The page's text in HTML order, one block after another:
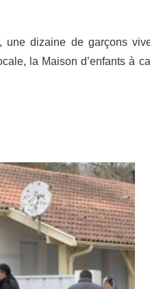
dizaine de garçons
la Maison d’enfants à